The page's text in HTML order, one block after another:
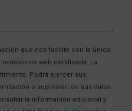
que nos facilite con la única
de web certificada. La
Podrá ejercer sus
o supresión de sus datos
la información adicional y